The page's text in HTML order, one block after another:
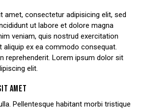
amet, consectetur adipisicing elit, sed
ut labore et dolore magna
veniam, quis nostrud exercitation
aliquip ex ea commodo consequat.
reprehenderit. Lorem ipsum dolor sit
elit.
AMET
Pellentesque habitant morbi tristique